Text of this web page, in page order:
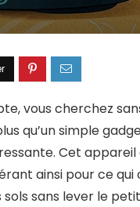
vous cherchez
qu’un simple
Cet
ainsi pour ce
sans lever le